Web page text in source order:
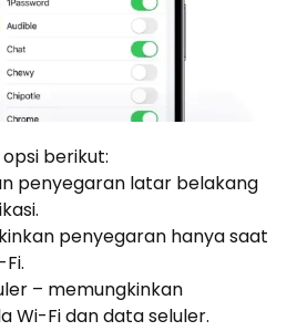
berikut:
penyegaran latar belakang
penyegaran hanya saat
– memungkinkan
Wi-Fi dan data seluler.